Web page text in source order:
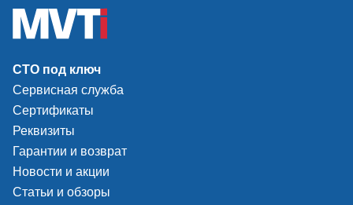
СТО под ключ
Сервисная служба
Сертификаты
Реквизиты
Гарантии и возврат
Новости и акции
Статьи и обзоры